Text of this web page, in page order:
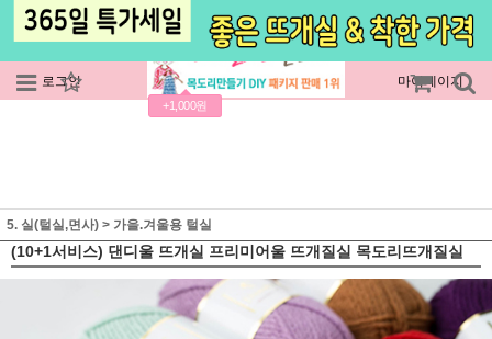
로그인 회원가입
+1,000원
주문조회 마이페이지
5. 실(털실,면사) > 가을.겨울용 털실
(10+1서비스) 댄디울 뜨개실 프리미어울 뜨개질실 목도리뜨개질실